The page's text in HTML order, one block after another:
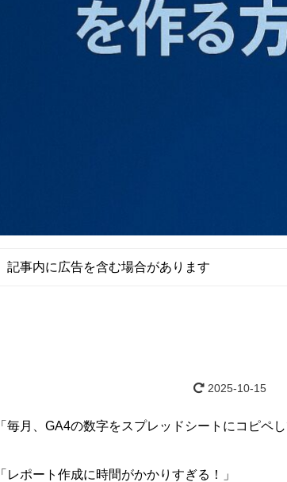
2025-10-15
記事内に広告を含む場合があります
「毎月、GA4の数字をスプレッドシートにコピペ
「レポート作成に時間がかかりすぎる！」